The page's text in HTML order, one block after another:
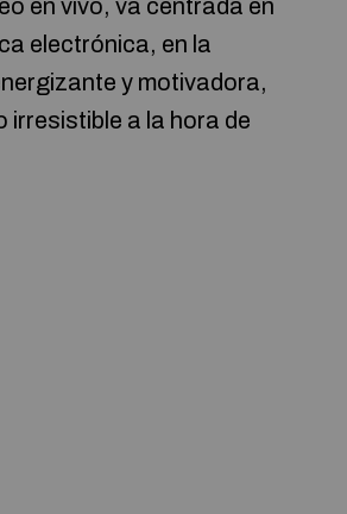
en vivo, va centrada en
electrónica, en la
y motivadora,
a la hora de